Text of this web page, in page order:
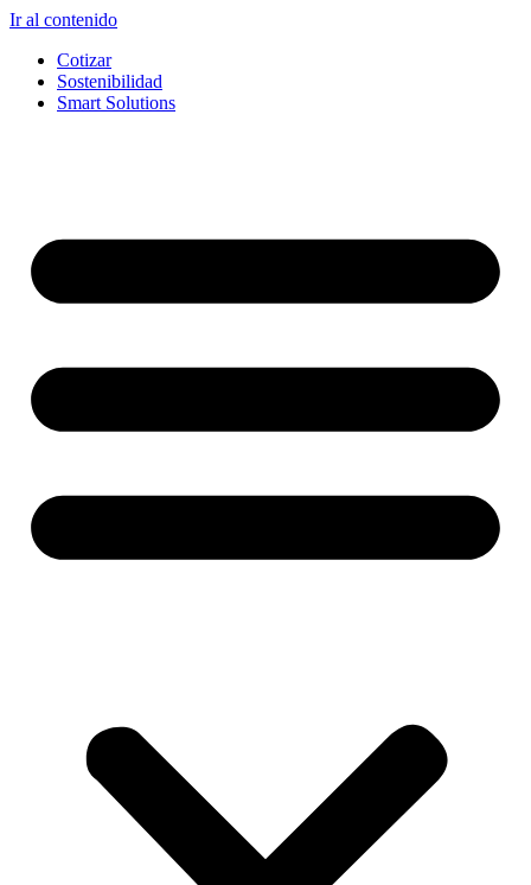
Ir al contenido
Cotizar
Sostenibilidad
Smart Solutions